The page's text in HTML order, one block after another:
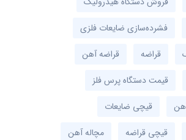
فشرده‌سازی ضایعات فلزی
قراضه
قراضه آهن
قیمت دستگاه پرس فلز
قیچی ضایعات
قیچی قراضه
مچاله آهن